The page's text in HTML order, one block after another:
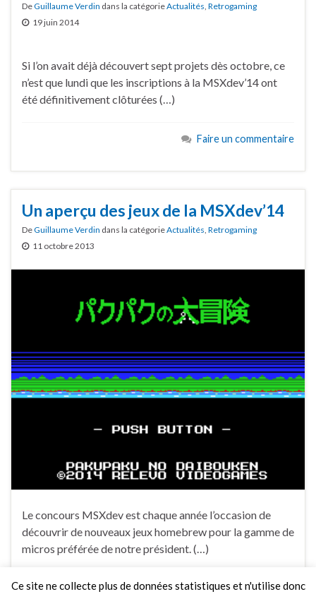
DeGuillaume Verdin dans la catégorieActualités, Retrogaming
19 juin 2014
Si l’on avait déjà découvert sept projets dès octobre, ce
n’est que lundi que les inscriptions à la MSXdev’14 ont
été définitivement clôturées (…)
Faire un commentaire
Un aperçu des jeux de la MSXdev’14
DeGuillaume Verdin dans la catégorieActualités Retrogaming
11 octobre 2013
Le concours MSXdev est chaque année l’occasion de
découvrir de nouveaux jeux homebrew pour la gamme de
micros préférée de notre président. (…)
Faire un commentaire
Ce site ne collecte plus de données statistiques et n'utilise donc